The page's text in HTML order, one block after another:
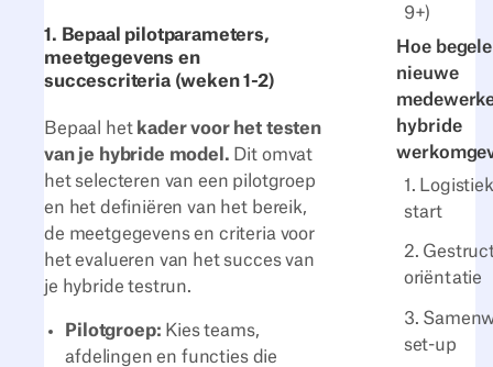
9+)
Hoe
nieuwe
hybride
1.
start
2.
oriëntatie
3.
set-up
1. Bepaal pilotparameters,
meetgegevens en
succescriteria (weken 1-2)
Bepaal het kader voor het testen
van je hybride model. Dit omvat
het selecteren van een pilotgroep
en het definiëren van het bereik,
de meetgegevens en criteria voor
het evalueren van het succes van
je hybride testrun.
Pilotgroep: Kies teams,
afdelingen en functies die